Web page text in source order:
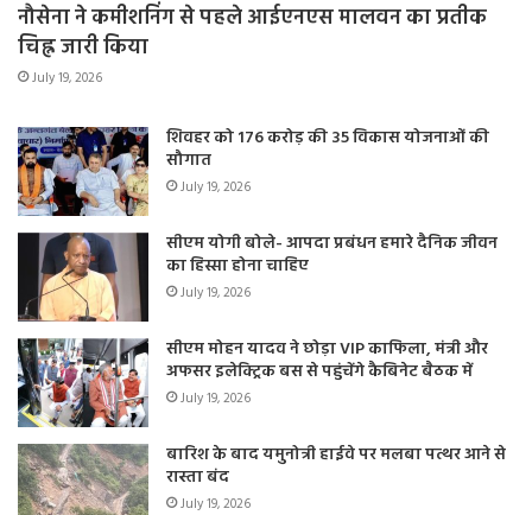
नौसेना ने कमीशनिंग से पहले आईएनएस मालवन का प्रतीक
चिह्न जारी किया
July 19, 2026
शिवहर को 176 करोड़ की 35 विकास योजनाओं की
सौगात
July 19, 2026
सीएम योगी बोले- आपदा प्रबंधन हमारे दैनिक जीवन
का हिस्सा होना चाहिए
July 19, 2026
सीएम मोहन यादव ने छोड़ा VIP काफिला, मंत्री और
अफसर इलेक्ट्रिक बस से पहुंचेंगे कैबिनेट बैठक में
July 19, 2026
बारिश के बाद यमुनोत्री हाईवे पर मलबा पत्थर आने से
रास्ता बंद
July 19, 2026